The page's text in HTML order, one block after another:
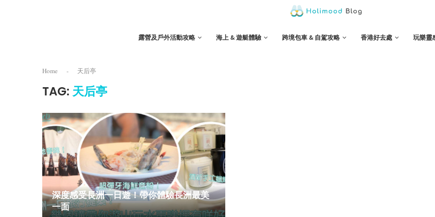
露營及戶外活動攻略 海上 & 遊艇體驗 跨境包車 & 自駕攻略 香港好去處 玩樂靈
Home - 天后亭
TAG: 天后亭
深度感受長洲一日遊！帶你體驗長洲最美
一面